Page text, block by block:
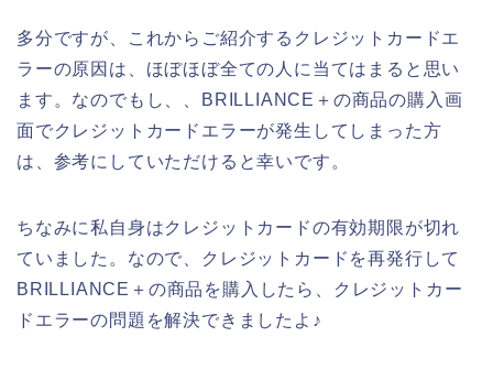
多分ですが、これからご紹介するクレジットカードエ
ラーの原因は、ほぼほぼ全ての人に当てはまると思い
ます。なのでもし、、BRILLIANCE＋の商品の購入画
面でクレジットカードエラーが発生してしまった方
は、参考にしていただけると幸いです。
ちなみに私自身はクレジットカードの有効期限が切れ
ていました。なので、クレジットカードを再発行して
BRILLIANCE＋の商品を購入したら、クレジットカー
ドエラーの問題を解決できましたよ♪